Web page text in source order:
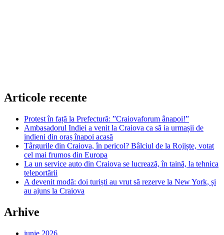
Articole recente
Protest în față la Prefectură: ”Craiovaforum ânapoi!”
Ambasadorul Indiei a venit la Craiova ca să ia urmașii de
indieni din oraș înapoi acasă
Târgurile din Craiova, în pericol? Bâlciul de la Rojiște, votat
cel mai frumos din Europa
La un service auto din Craiova se lucrează, în taină, la tehnica
teleportării
A devenit modă: doi turiști au vrut să rezerve la New York, și
au ajuns la Craiova
Arhive